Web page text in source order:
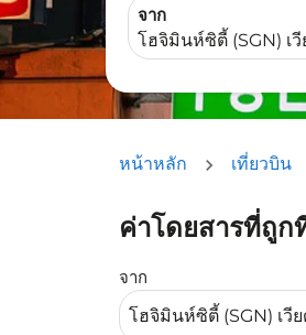
จาก
หน้าหลัก เที่ยวบิน
ค่าโดยสารที่ถู
จาก
ลองอัปเดตเส้นทางของ